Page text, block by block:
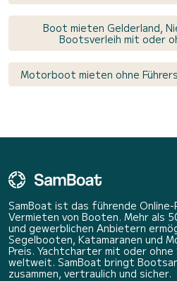
Boot mieten Gelderland,
Bootsverleih mit oder
Motorboot mieten ohne
SamBoat ist das führende
Vermieten von Booten. Mehr als
und gewerblichen Anbietern
Segelbooten, Katamaranen und
Preis. Yachtcharter mit oder
weltweit. SamBoat bringt
zusammen, vertraulich und sicher.